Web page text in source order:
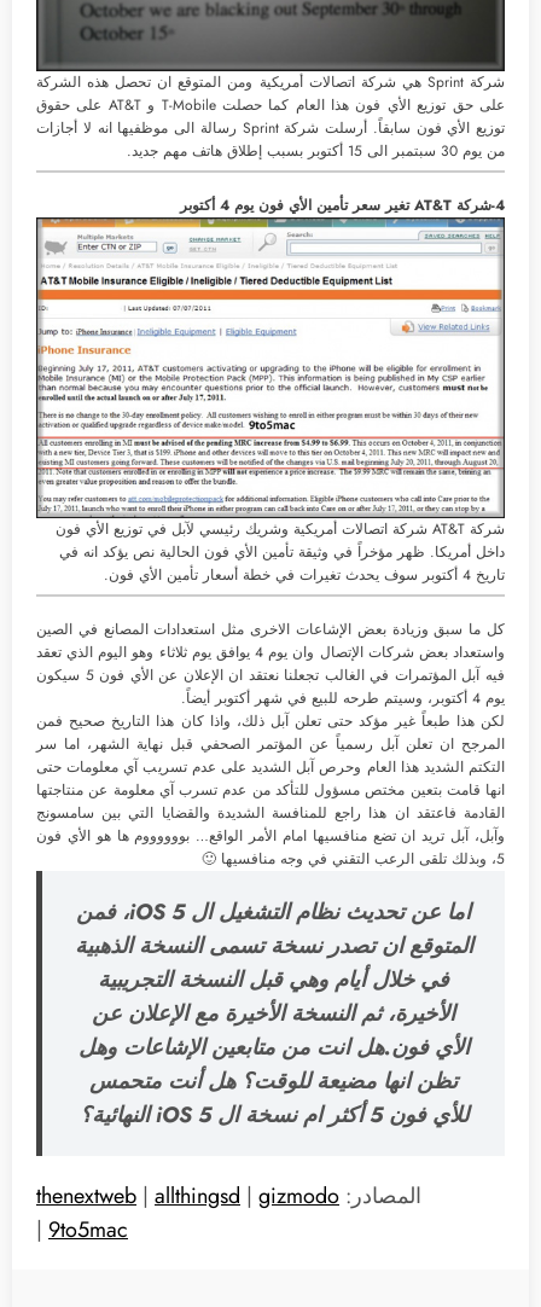
شركة Sprint هي شركة اتصالات أمريكية ومن المتوقع ان تحصل هذه الشركة
على حق توزيع الأي فون هذا العام كما حصلت T-Mobile و AT&T على حقوق
توزيع الأي فون سابقاً. أرسلت شركة Sprint رسالة الى موظفيها انه لا أجازات
من يوم 30 سبتمبر الى 15 أكتوبر بسبب إطلاق هاتف مهم جديد.
4-شركة AT&T تغير سعر تأمين الأي فون يوم 4 أكتوبر
شركة AT&T شركة اتصالات أمريكية وشريك رئيسي لآبل في توزيع الأي فون
داخل أمريكا. ظهر مؤخراً في وثيقة تأمين الأي فون الحالية نص يؤكد انه في
تاريخ 4 أكتوبر سوف يحدث تغيرات في خطة أسعار تأمين الأي فون.
كل ما سبق وزيادة بعض الإشاعات الاخرى مثل استعدادات المصانع في الصين
واستعداد بعض شركات الإتصال وان يوم 4 يوافق يوم ثلاثاء وهو اليوم الذي تعقد
فيه آبل المؤتمرات في الغالب تجعلنا نعتقد ان الإعلان عن الأي فون 5 سيكون
يوم 4 أكتوبر، وسيتم طرحه للبيع في شهر أكتوبر أيضاً.
لكن هذا طبعاً غير مؤكد حتى تعلن آبل ذلك، واذا كان هذا التاريخ صحيح فمن
المرجح ان تعلن آبل رسمياً عن المؤتمر الصحفي قبل نهاية الشهر، اما سر
التكتم الشديد هذا العام وحرص آبل الشديد على عدم تسريب آي معلومات حتى
انها قامت بتعين مختص مسؤول للتأكد من عدم تسرب آي معلومة عن منتاجتها
القادمة فاعتقد ان هذا راجع للمنافسة الشديدة والقضايا التي بين سامسونج
وآبل، آبل تريد ان تضع منافسيها امام الأمر الواقع… بووووووم ها هو الأي فون
5، وبذلك تلقى الرعب التقني في وجه منافسيها 🙂
اما عن تحديث نظام التشغيل ال iOS 5، فمن
المتوقع ان تصدر نسخة تسمى النسخة الذهبية
في خلال أيام وهي قبل النسخة التجريبية
الأخيرة، ثم النسخة الأخيرة مع الإعلان عن
الأي فون.هل انت من متابعين الإشاعات وهل
تظن انها مضيعة للوقت؟ هل أنت متحمس
للأي فون 5 أكثر ام نسخة ال iOS 5 النهائية؟
المصادر: thenextweb | allthingsd | gizmodo
| 9to5mac